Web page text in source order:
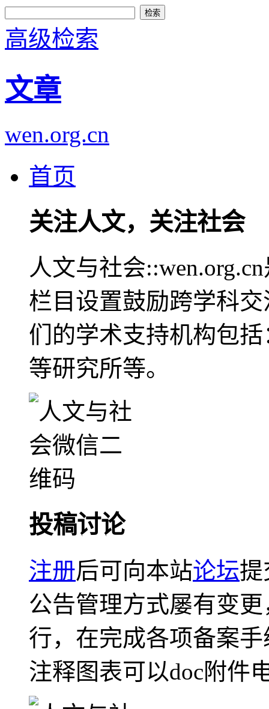
高级检索
文章
wen.org.cn
首页
关注人文，关注社会
人文与社会
栏目设置鼓励跨学科
们的学术支持机构包
等研究所等。
投稿讨论
注册后可向本站论坛提
公告管理方式屡有变
行，在完成各项备案
注释图表可以doc附件